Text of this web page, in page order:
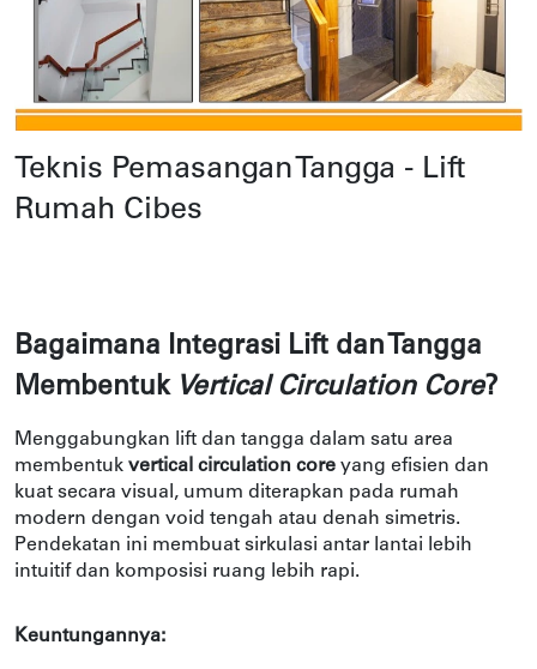
Teknis Pemasangan Tangga - Lift
Rumah Cibes
Bagaimana Integrasi Lift dan Tangga
Membentuk Vertical Circulation Core?
Menggabungkan lift dan tangga dalam satu area
membentuk vertical circulation core yang efisien dan
kuat secara visual, umum diterapkan pada rumah
modern dengan void tengah atau denah simetris.
Pendekatan ini membuat sirkulasi antar lantai lebih
intuitif dan komposisi ruang lebih rapi.
Keuntungannya: